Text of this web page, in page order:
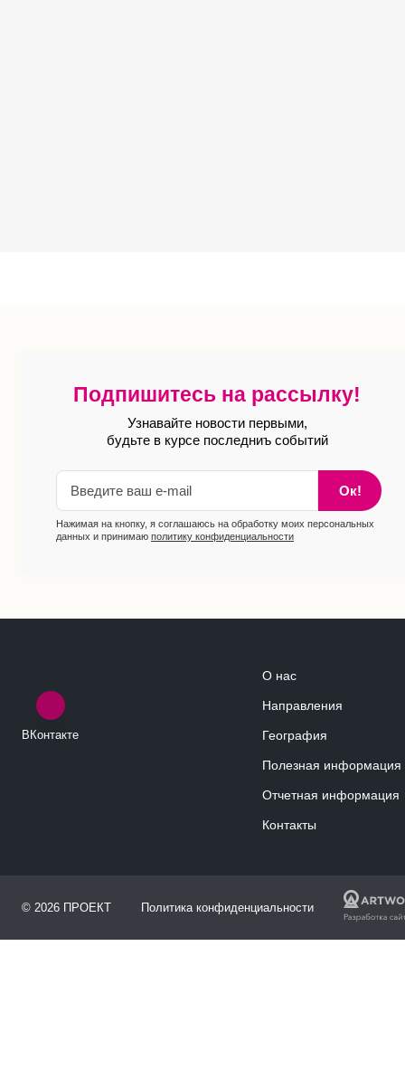
Подпишитесь на рассылку!
Узнавайте новости первыми,
будьте в курсе последниъ событий
Ок!
Нажимая на кнопку, я соглашаюсь на обработку моих персональных
данных и принимаю политику конфиденциальности
ВКонтакте
О нас
Направления
География
Полезная информация
Отчетная информация
Контакты
© 2026 ПРОЕКТ Политика конфиденциальности